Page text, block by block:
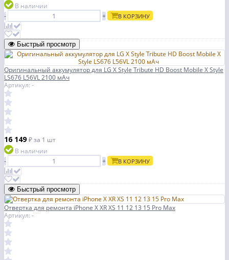
В наличии
-
+ В КОРЗИНУ
Быстрый просмотр
Оригинальный аккумулятор для LG X Style Tribute HD Boost Mobile X Style
LS676 L56VL 2100 мАч
Артикул: -
16 149₽за 1 шт
В наличии
-
+ В КОРЗИНУ
Быстрый просмотр
Отвертка для ремонта iPhone X XR XS 11 12 13 15 Pro Max
Артикул: -